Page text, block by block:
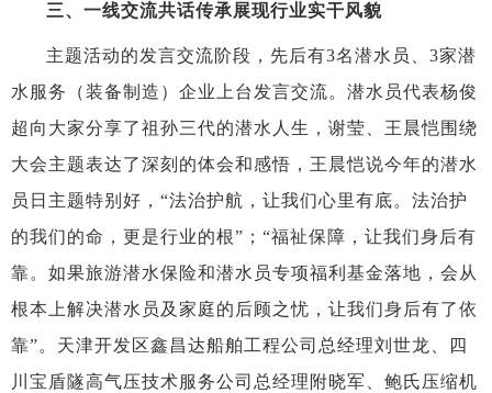
三、一线交流共话传承展现行业实干风貌
主题活动的发言交流阶段，先后有3名潜水员、3家潜
水服务（装备制造）企业上台发言交流。潜水员代表杨俊
超向大家分享了祖孙三代的潜水人生，谢莹、王晨恺围绕
大会主题表达了深刻的体会和感悟，王晨恺说今年的潜水
员日主题特别好，“法治护航，让我们心里有底。法治护
的我们的命，更是行业的根”；“福祉保障，让我们身后有
靠。如果旅游潜水保险和潜水员专项福利基金落地，会从
根本上解决潜水员及家庭的后顾之忧，让我们身后有了依
靠”。天津开发区鑫昌达船舶工程公司总经理刘世龙、四
川宝盾隧高气压技术服务公司总经理附晓军、鲍氏压缩机